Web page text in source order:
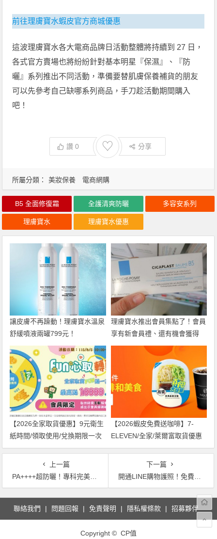
前往理膚寶水蝦皮官方商城優惠
這波理膚寶水各大電商品牌日活動整體將持續到 27 日，
各式官方賣場也將紛紛針對基本明星『保濕』、『防
曬』系列推出不同活動，準備要替肌膚保養補貨的朋友
可以先參考自己缺哪系列商品，手刀趁活動期間購入
吧！
讚0 ♡ 分享
所屬分類： 美妝保養 電商網購
B5 全面修復霜 全護清爽防曬 多容安系列
理膚寶水 理膚寶水優惠
讓皮膚不再躁動！理膚寶水溫泉
舒緩噴液兩罐799元！
理膚寶水推出會員集點了！會員
享有新會員禮、還有機會獲得
1500元購物金！
【2026全家取貨優惠】9元衛生
紙時間/領取使用/兌換期限一次
看！
【2026蝦皮免費送咖啡】7-
ELEVEN/全家/萊爾富取貨優惠
兌換方式一起看
上一篇
PA++++超防曬！專科完美清透潤色隔離乳一瓶只要140 買就送限量贈品PF超微米深層潔顏泥、潔顏乳、水嫩面膜在MOMO購物
下一篇
開通LINE購物護照！免費City Cafe拿鐵馬上喝，再領500點 LINE Points大紅包！
文
導
聯絡我們 問題回報 免責聲明 隱私權條款 招募夥伴
Copyright © CP值